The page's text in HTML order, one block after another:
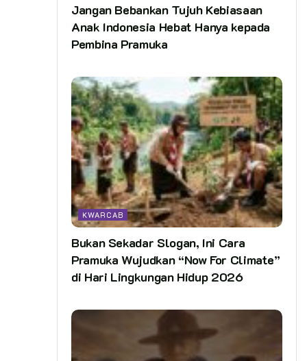
Jangan Bebankan Tujuh Kebiasaan
Anak Indonesia Hebat Hanya kepada
Pembina Pramuka
KWARCAB
Bukan Sekadar Slogan, Ini Cara
Pramuka Wujudkan “Now For Climate”
di Hari Lingkungan Hidup 2026